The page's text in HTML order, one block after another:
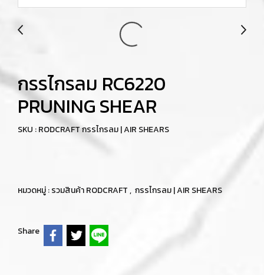
กรรไกรลม RC6220
PRUNING SHEAR
SKU : RODCRAFT กรรไกรลม | AIR SHEARS
หมวดหมู่ :รวมสินค้า RODCRAFT, กรรไกรลม | AIR SHEARS
Share